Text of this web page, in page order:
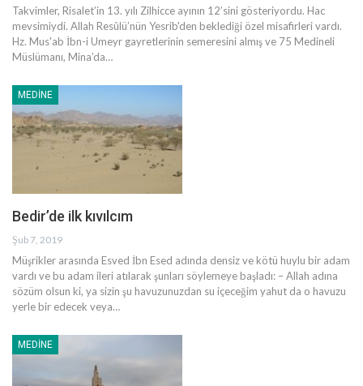
Takvimler, Risalet’in 13. yılı Zilhicce ayının 12’sini gösteriyordu. Hac
mevsimiydi. Allah Resûlü’nün Yesrib'den beklediği özel misafirleri vardı.
Hz. Mus'ab İbn-i Umeyr gayretlerinin semeresini almış ve 75 Medineli
Müslümanı, Mina’da…
MEDINE
Bedir’de ilk kıvılcım
Şub 7, 2019
Müşrikler arasında Esved İbn Esed adında densiz ve kötü huylu bir adam
vardı ve bu adam ileri atılarak şunları söylemeye başladı: – Allah adına
sözüm olsun ki, ya sizin şu havuzunuzdan su içeceğim yahut da o havuzu
yerle bir edecek veya…
MEDINE